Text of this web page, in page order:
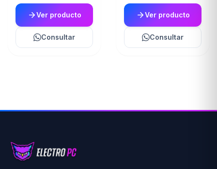
Ver producto
Consultar
Ver producto
Consultar